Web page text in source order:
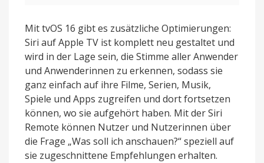
Mit tvOS 16 gibt es zusätzliche Optimierungen:
Siri auf Apple TV ist komplett neu gestaltet und
wird in der Lage sein, die Stimme aller Anwender
und Anwenderinnen zu erkennen, sodass sie
ganz einfach auf ihre Filme, Serien, Musik,
Spiele und Apps zugreifen und dort fortsetzen
können, wo sie aufgehört haben. Mit der Siri
Remote können Nutzer und Nutzerinnen über
die Frage „Was soll ich anschauen?“ speziell auf
sie zugeschnittene Empfehlungen erhalten.